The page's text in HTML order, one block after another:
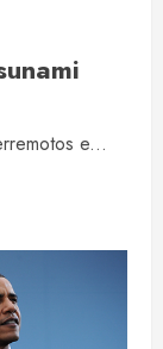
e...